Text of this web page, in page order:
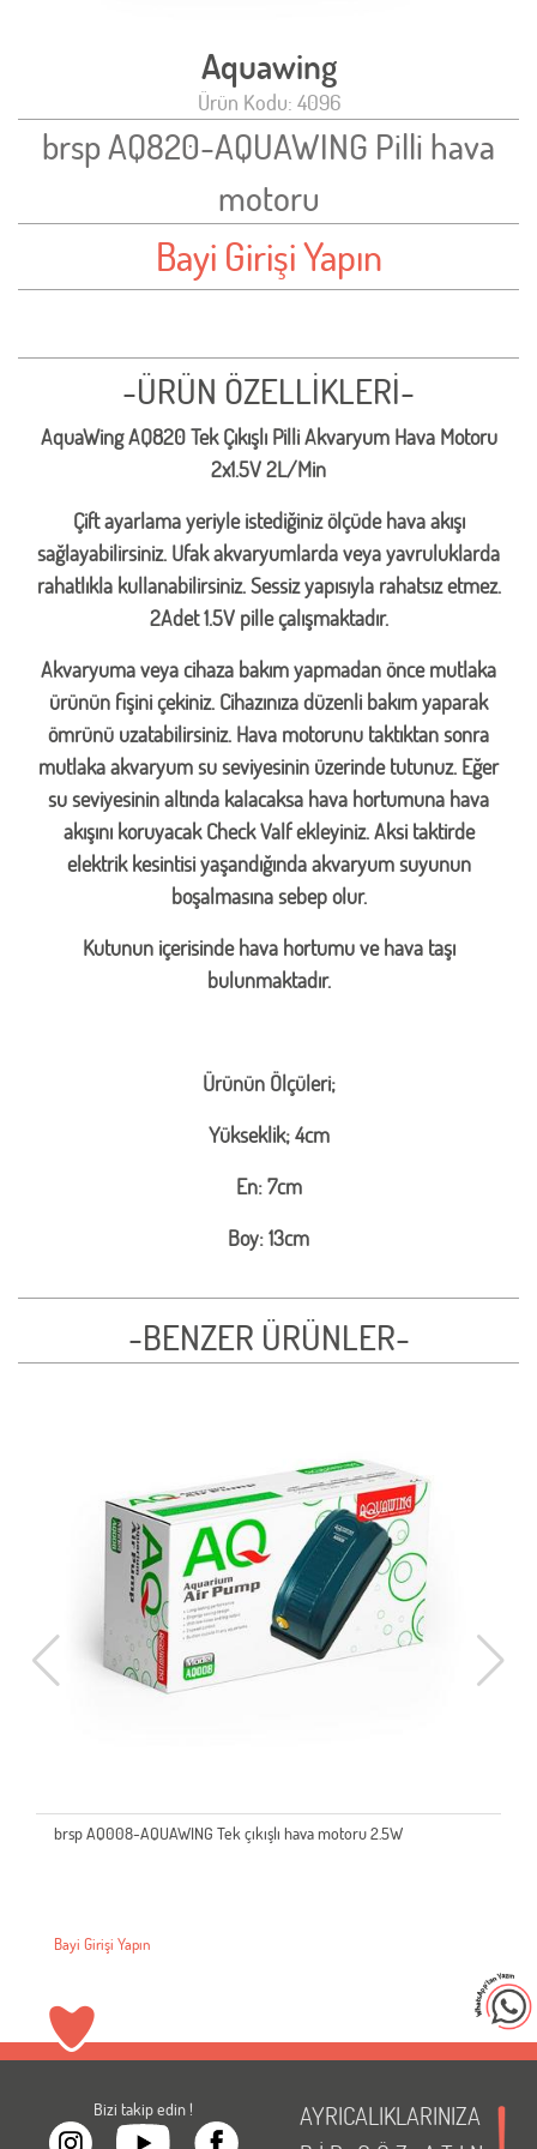
Aquawing
Ürün Kodu: 4096
brsp AQ820-AQUAWING Pilli hava
motoru
Bayi Girişi Yapın
-ÜRÜN ÖZELLİKLERİ-
AquaWing AQ820 Tek Çıkışlı Pilli Akvaryum Hava Motoru
2x1.5V 2L/Min
Çift ayarlama yeriyle istediğiniz ölçüde hava akışı
sağlayabilirsiniz. Ufak akvaryumlarda veya yavruluklarda
rahatlıkla kullanabilirsiniz. Sessiz yapısıyla rahatsız etmez.
2Adet 1.5V pille çalışmaktadır.
Akvaryuma veya cihaza bakım yapmadan önce mutlaka
ürünün fişini çekiniz. Cihazınıza düzenli bakım yaparak
ömrünü uzatabilirsiniz. Hava motorunu taktıktan sonra
mutlaka akvaryum su seviyesinin üzerinde tutunuz. Eğer
su seviyesinin altında kalacaksa hava hortumuna hava
akışını koruyacak Check Valf ekleyiniz. Aksi taktirde
elektrik kesintisi yaşandığında akvaryum suyunun
boşalmasına sebep olur.
Kutunun içerisinde hava hortumu ve hava taşı
bulunmaktadır.
Ürünün Ölçüleri;
Yükseklik; 4cm
En: 7cm
Boy: 13cm
-BENZER ÜRÜNLER-
brsp AQ008-AQUAWING Tek çıkışlı hava motoru 2.5W
Bayi Girişi Yapın
Bizi takip edin !
AYRICALIKLARINIZA